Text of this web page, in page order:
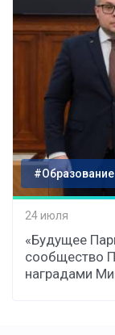
#Образование
24 июля
«Будущее
сообщество
наградами